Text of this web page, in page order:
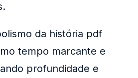
da história pdf
tempo marcante e
profundidade e